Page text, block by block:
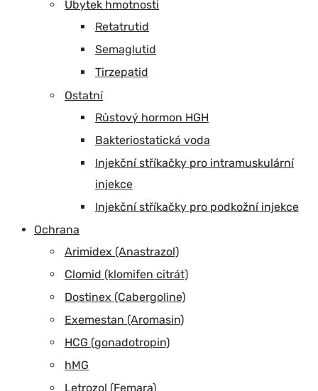
Úbytek hmotnosti
Retatrutid
Semaglutid
Tirzepatid
Ostatní
Růstový hormon HGH
Bakteriostatická voda
Injekční stříkačky pro intramuskulární
injekce
Injekční stříkačky pro podkožní injekce
Ochrana
Arimidex (Anastrazol)
Clomid (klomifen citrát)
Dostinex (Cabergoline)
Exemestan (Aromasin)
HCG (gonadotropin)
hMG
Letrozol (Femara)